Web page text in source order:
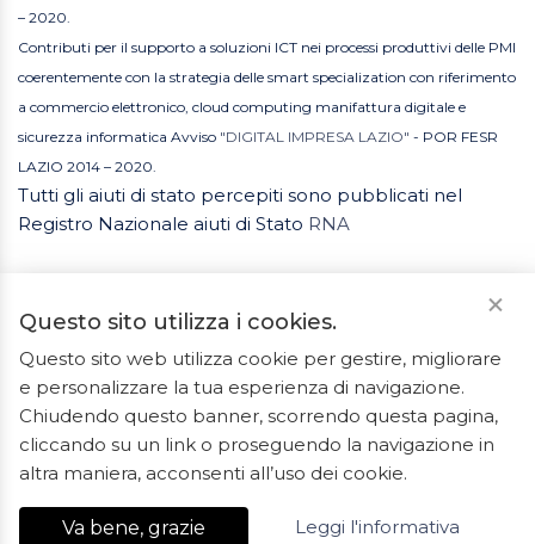
– 2020.
Contributi per il supporto a soluzioni ICT nei processi produttivi delle PMI
coerentemente con la strategia delle smart specialization con riferimento
a commercio elettronico, cloud computing manifattura digitale e
sicurezza informatica Avviso "DIGITAL IMPRESA LAZIO" - POR FESR
LAZIO 2014 – 2020.
Tutti gli aiuti di stato percepiti sono pubblicati nel
Registro Nazionale aiuti di Stato RNA
2023 © Tutti i diritti riservati. ArredoBagno.shop è un
marchio registrato.
Ceramiche Marrocco - Via Ponte Gagliardo 34 - 04022
Questo sito utilizza i cookies.
Questo sito web utilizza cookie per gestire, migliorare
e personalizzare la tua esperienza di navigazione.
Chiudendo questo banner, scorrendo questa pagina,
cliccando su un link o proseguendo la navigazione in
altra maniera, acconsenti all’uso dei cookie.
Va bene, grazie Leggi l'informativa